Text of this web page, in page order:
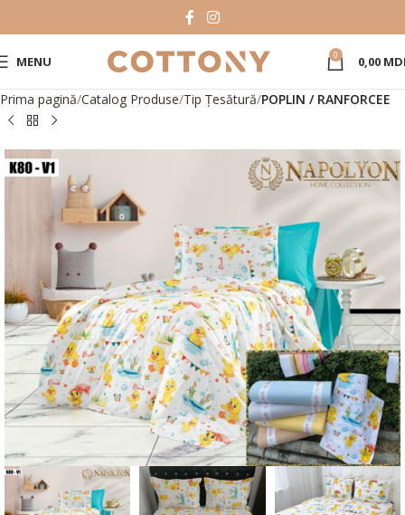
MENU 0 0,00
Prima pagină Catalog Produse Tip Țesătură POPLIN / RANFORCEE